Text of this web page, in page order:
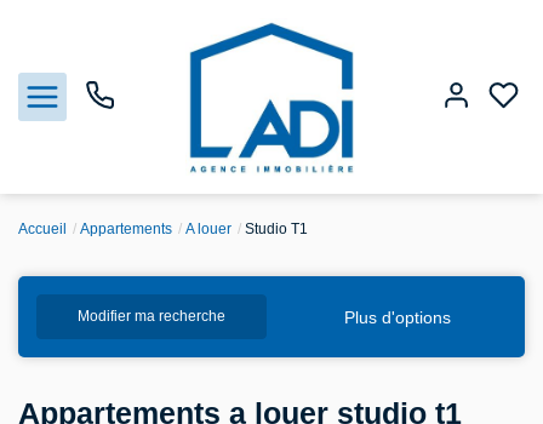
Vendre
Estimation
Accueil Appartements A louer Studio T1
Modifier ma recherche Plus d'options
Appartements a louer studio t1